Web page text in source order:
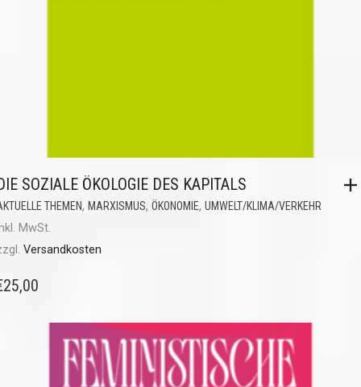
SOZIALE ÖKOLOGIE DES KAPITALS
THEMEN, MARXISMUS, ÖKONOMIE, UMWELT/KLIMA/VERKEHR
MwSt.
Versandkosten
25,00